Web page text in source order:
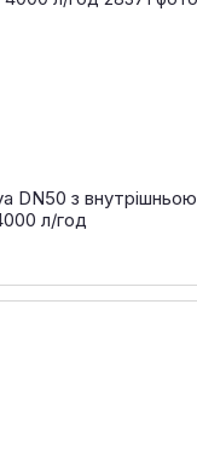
DN50 з внутрішньою
л/год